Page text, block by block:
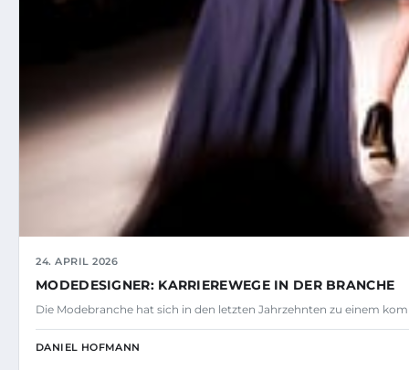
24. APRIL 2026
MODEDESIGNER: KARRIEREWEGE IN DER BRANCHE
Die Modebranche hat sich in den letzten Jahrzehnten zu einem
DANIEL HOFMANN